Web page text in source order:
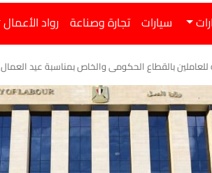
سيارات تجارة وصناعة رواد الأعمال
للعاملين بالقطاع الحكومى والخاص بمناسبة عيد العمال